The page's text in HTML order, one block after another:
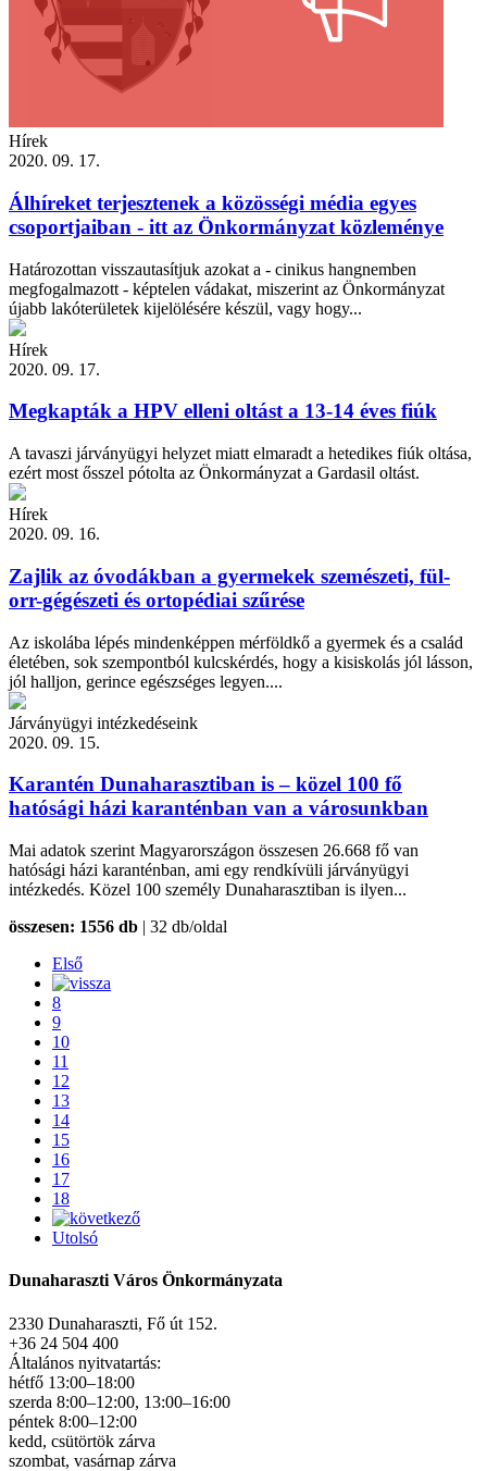
Hírek
2020. 09. 17.
Álhíreket terjesztenek a közösségi média egyes
csoportjaiban - itt az Önkormányzat közleménye
Határozottan visszautasítjuk azokat a - cinikus hangnemben
megfogalmazott - képtelen vádakat, miszerint az Önkormányzat
újabb lakóterületek kijelölésére készül, vagy hogy...
Hírek
2020. 09. 17.
Megkapták a HPV elleni oltást a 13-14 éves fiúk
A tavaszi járványügyi helyzet miatt elmaradt a hetedikes fiúk oltása,
ezért most ősszel pótolta az Önkormányzat a Gardasil oltást.
Hírek
2020. 09. 16.
Zajlik az óvodákban a gyermekek szemészeti, fül-
orr-gégészeti és ortopédiai szűrése
Az iskolába lépés mindenképpen mérföldkő a gyermek és a család
életében, sok szempontból kulcskérdés, hogy a kisiskolás jól lásson,
jól halljon, gerince egészséges legyen....
Járványügyi intézkedéseink
2020. 09. 15.
Karantén Dunaharasztiban is – közel 100 fő
hatósági házi karanténban van a városunkban
Mai adatok szerint Magyarországon összesen 26.668 fő van
hatósági házi karanténban, ami egy rendkívüli járványügyi
intézkedés. Közel 100 személy Dunaharasztiban is ilyen...
összesen: 1556 db | 32 db/oldal
Első
8
9
10
11
12
13
14
15
16
17
18
Utolsó
Dunaharaszti Város Önkormányzata
2330 Dunaharaszti, Fő út 152.
+36 24 504 400
Általános nyitvatartás:
hétfő 13:00–18:00
szerda 8:00–12:00, 13:00–16:00
péntek 8:00–12:00
kedd, csütörtök zárva
szombat, vasárnap zárva